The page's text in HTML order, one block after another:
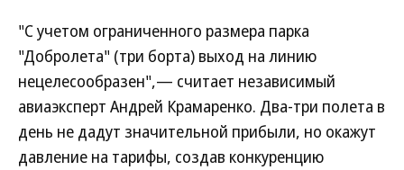
"С учетом ограниченного размера парка
"Добролета" (три борта) выход на линию
нецелесообразен",— считает независимый
авиаэксперт Андрей Крамаренко. Два-три полета в
день не дадут значительной прибыли, но окажут
давление на тарифы, создав конкуренцию